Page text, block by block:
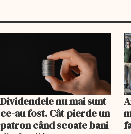
Dividendele nu mai sunt
ce-au fost. Cât pierde un
patron când scoate bani